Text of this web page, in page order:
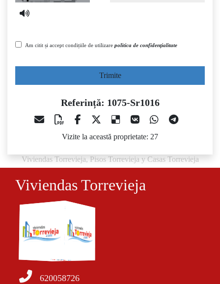
Am citit și accept condițiile de utilizare politica de confidențialitate
Trimite
Referință: 1075-Sr1016
Vizite la această proprietate: 27
Viviendas Torrevieja, Pisos Torrevieja y Casas Torrevieja
Viviendas Torrevieja
620058726